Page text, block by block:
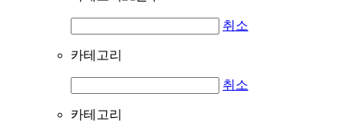
취소
카테고리
취소
카테고리